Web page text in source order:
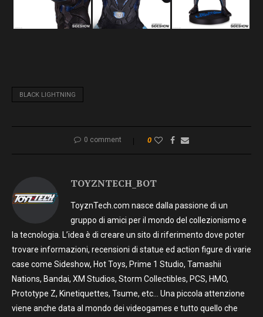
BLACK LIGHTNING
0 comment 0
TOYZNTECH_BOT
ToyznTech.com nasce dalla passione di un
gruppo di amici per il mondo del collezionismo e
la tecnologia. L’idea è di creare un sito di riferimento dove poter
trovare informazioni, recensioni di statue ed action figure di varie
case come Sideshow, Hot Toys, Prime 1 Studio, Tamashii
Nations, Bandai, XM Studios, Storm Collectibles, PCS, HMO,
Prototype Z, Kinetiquettes, Tsume, etc… Una piccola attenzione
viene anche data al mondo dei videogames e tutto quello che